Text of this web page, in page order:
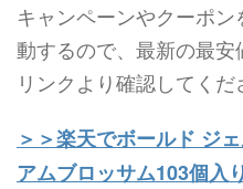
キャンペーンやクーポ
動するので、最新の最
リンクより確認してくだ
＞＞楽天でボールド ジ
アムブロッサム103個入